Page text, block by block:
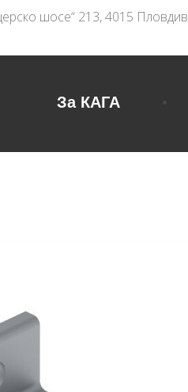
шосе“ 213, 4015 Пловдив
За КАГА